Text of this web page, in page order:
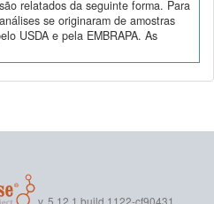
relatados da seguinte forma. Para
se originaram de amostras
USDA e pela EMBRAPA. As